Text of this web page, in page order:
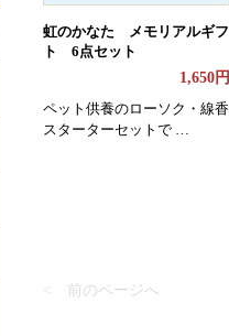
虹のかなた メモリアルギフ
ト 6点セット
1,650円
ペット供養のローソク・線香
スターターセットで …
< 前のページへ